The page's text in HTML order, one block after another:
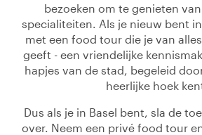
bezoeken om te genieten
specialiteiten. Als je nieuw bent
met een food tour die je van
geeft - een vriendelijke
hapjes van de stad, begeleid
heerlijke hoek
Dus als je in Basel bent, sla de
over. Neem een privé food tour